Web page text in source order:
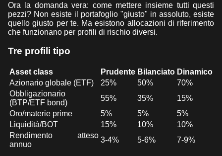
Ora la domanda vera: come mettere insieme tutti questi
pezzi? Non esiste il portafoglio "giusto" in assoluto, esiste
quello giusto per te. Ma esistono allocazioni di riferimento
che funzionano per profili di rischio diversi.
Tre profili tipo
Asset class Prudente Bilanciato Dinamico
Azionario globale (ETF)
25% 50%
70%
Obbligazionario
(BTP/ETF bond)
55% 35%
15%
Oro/materie prime
5% 5%
5%
Liquidità/BOT
15% 10%
10%
Rendimento atteso
annuo
3-4% 5-6% 7-9%